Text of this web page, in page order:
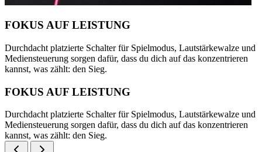
FOKUS AUF LEISTUNG
Durchdacht platzierte Schalter für Spielmodus, Lautstärkewalze und
Mediensteuerung sorgen dafür, dass du dich auf das konzentrieren
kannst, was zählt: den Sieg.
FOKUS AUF LEISTUNG
Durchdacht platzierte Schalter für Spielmodus, Lautstärkewalze und
Mediensteuerung sorgen dafür, dass du dich auf das konzentrieren
kannst, was zählt: den Sieg.